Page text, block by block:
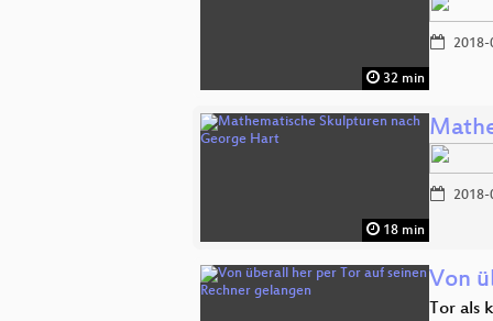
32 min
18 min
Von
Tor als